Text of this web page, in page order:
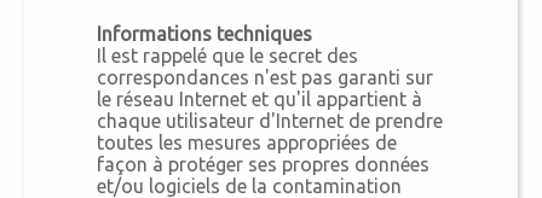
Informations techniques
Il est rappelé que le secret des
correspondances n'est pas garanti sur
le réseau Internet et qu'il appartient à
chaque utilisateur d'Internet de prendre
toutes les mesures appropriées de
façon à protéger ses propres données
et/ou logiciels de la contamination